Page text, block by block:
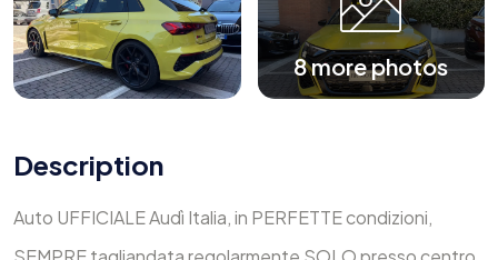
8 more photos
Description
Auto UFFICIALE Audì Italia, in PERFETTE condizioni,